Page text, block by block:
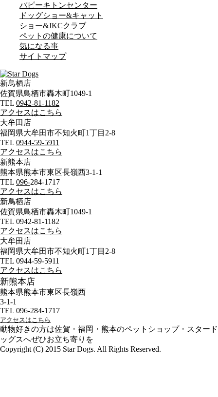
パピーキトンセンター
ドッグショー&キャット
ショー&JKCクラブ
ペットの健康について
気になる事
サイトマップ
新鳥栖店
佐賀県鳥栖市轟木町1049-1
TEL 0942-81-1182
アクセスはこちら
大牟田店
福岡県大牟田市不知火町1丁目2-8
TEL 0944-59-5911
アクセスはこちら
新熊本店
熊本県熊本市東区長嶺西3-1-1
TEL 096-284-1717
アクセスはこちら
新鳥栖店
佐賀県鳥栖市轟木町1049-1
TEL 0942-81-1182
アクセスはこちら
大牟田店
福岡県大牟田市不知火町1丁目2-8
TEL 0944-59-5911
アクセスはこちら
新熊本店
熊本県熊本市東区長嶺西
3-1-1
TEL 096-284-1717
アクセスはこちら
動物好きの方は佐賀・福岡・熊本のペットショップ・スタード
ッグスへぜひお立ち寄りを
Copyright (C) 2015 Star Dogs. All Rights Reserved.